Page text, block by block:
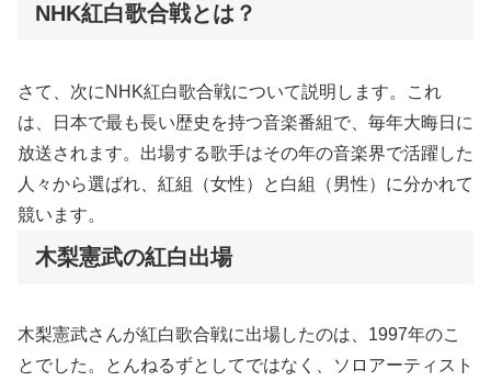
NHK紅白歌合戦とは？
さて、次にNHK紅白歌合戦について説明します。これ
は、日本で最も長い歴史を持つ音楽番組で、毎年大晦日に
放送されます。出場する歌手はその年の音楽界で活躍した
人々から選ばれ、紅組（女性）と白組（男性）に分かれて
競います。
木梨憲武の紅白出場
木梨憲武さんが紅白歌合戦に出場したのは、1997年のこ
とでした。とんねるずとしてではなく、ソロアーティスト